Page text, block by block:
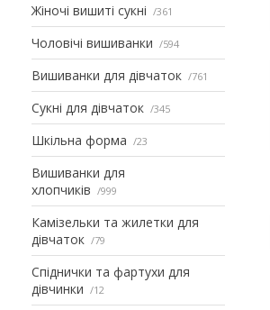
Жіночі вишиті сукні 361
Чоловічі вишиванки 594
Вишиванки для дівчаток 761
Сукні для дівчаток 345
Шкільна форма 23
Вишиванки для
хлопчиків
999
Камізельки та жилетки для
дівчаток
79
Спіднички та фартухи для
дівчинки
12